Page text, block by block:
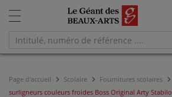
Page d'accueil Scolaire Fournitures scolaires
surligneurs couleurs froides Boss Original Arty Stabilo